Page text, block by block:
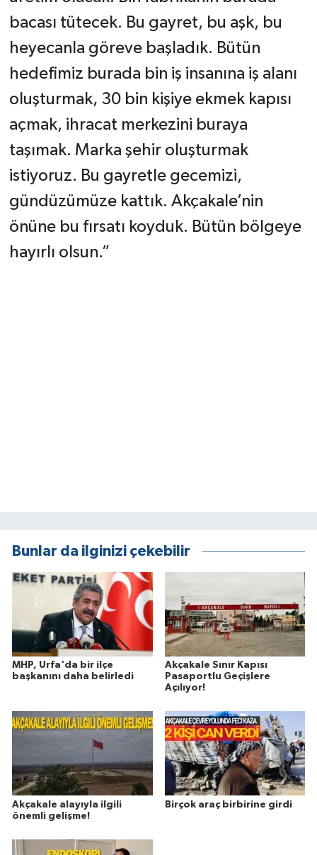
bacası tütecek. Bu gayret, bu aşk, bu
heyecanla göreve başladık. Bütün
hedefimiz burada bin iş insanına iş alanı
oluşturmak, 30 bin kişiye ekmek kapısı
açmak, ihracat merkezini buraya
taşımak. Marka şehir oluşturmak
istiyoruz. Bu gayretle gecemizi,
gündüzümüze kattık. Akçakale’nin
önüne bu fırsatı koyduk. Bütün bölgeye
hayırlı olsun.”
Bunlar da ilginizi çekebilir
MHP, Urfa'da bir ilçe
başkanını daha belirledi
Akçakale Sınır Kapısı
Pasaportlu Geçişlere
Açılıyor!
Akçakale alayıyla ilgili
önemli gelişme!
Birçok araç birbirine girdi